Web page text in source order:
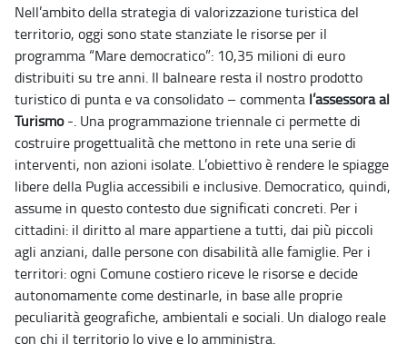
Nell’ambito della strategia di valorizzazione turistica del
territorio, oggi sono state stanziate le risorse per il
programma “Mare democratico”: 10,35 milioni di euro
distribuiti su tre anni. Il balneare resta il nostro prodotto
turistico di punta e va consolidato – commenta l’assessora al
Turismo-. Una programmazione triennale ci permette di
costruire progettualità che mettono in rete una serie di
interventi, non azioni isolate. L’obiettivo è rendere le spiagge
libere della Puglia accessibili e inclusive. Democratico, quindi,
assume in questo contesto due significati concreti. Per i
cittadini: il diritto al mare appartiene a tutti, dai più piccoli
agli anziani, dalle persone con disabilità alle famiglie. Per i
territori: ogni Comune costiero riceve le risorse e decide
autonomamente come destinarle, in base alle proprie
peculiarità geografiche, ambientali e sociali. Un dialogo reale
con chi il territorio lo vive e lo amministra.